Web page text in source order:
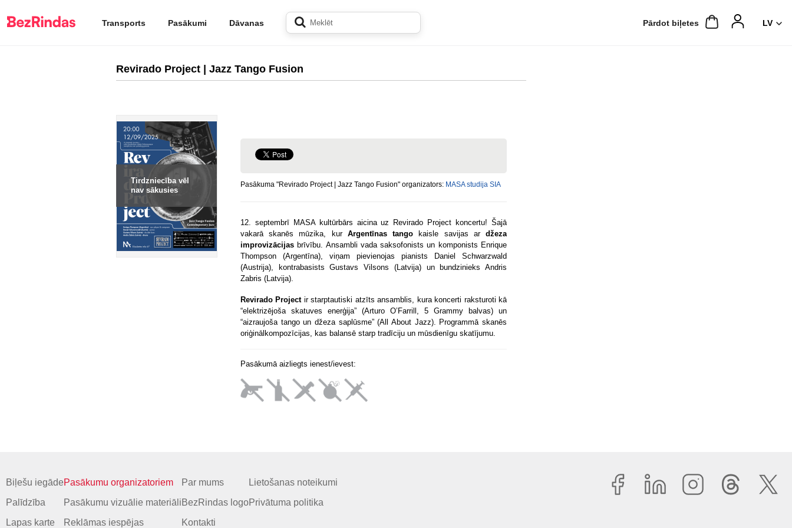
Transports Pasākumi Dāvanas Pārdot biļetes
Revirado Project | Jazz Tango Fusion
Tirdzniecība vēl
nav sākusies
Pasākuma "Revirado Project | Jazz Tango Fusion" organizators: MASA studija SIA
12. septembrī MASA kultūrbārs aicina uz Revirado Project koncertu! Šajā
vakarā skanēs mūzika, kur Argentīnas tango kaisle savijas ardžeza
improvizācijas brīvību. Ansambli vada saksofonists un komponists Enrique
Thompson (Argentīna), viņam pievienojas pianists Daniel Schwarzwald
(Austrija), kontrabasists Gustavs Vilsons (Latvija) un bundzinieks Andris
Zabris (Latvija).
Revirado Projectir starptautiski atzīts ansamblis, kura koncerti raksturoti kā
“elektrizējoša skatuves enerģija” (Arturo O’Farrill, 5 Grammy balvas) un
“aizraujoša tango un džeza saplūsme” (All About Jazz). Programmā skanēs
oriģinālkompozīcijas, kas balansē starp tradīciju un mūsdienīgu skatījumu.
Pasākumā aizliegts ienest/ievest:
Biļešu iegāde
Palīdzība
Lapas karte
Pasākumu organizatoriem
Pasākumu vizuālie materiāli
Reklāmas iespējas
Par mums
BezRindas logo
Kontakti
Lietošanas noteikumi
Privātuma politika